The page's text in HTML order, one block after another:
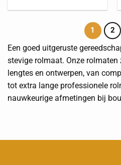
1 2
Een goed uitgeruste
stevige rolmaat. Onze
lengtes en ontwerpen, van
tot extra lange professionele
nauwkeurige afmetingen bij